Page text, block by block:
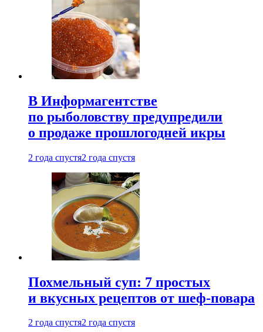
В Информагентстве
по рыболовству предупредили
о продаже прошлогодней икры
2 года спустя2 года спустя
Похмельный суп: 7 простых
и вкусных рецептов от шеф-повара
2 года спустя2 года спустя